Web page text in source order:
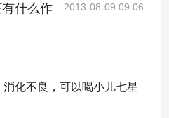
什么作
2013-08-09 09:06
化不良，可以喝小儿七星